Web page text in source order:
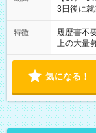
ね。 ※Wワーク希望の方へ 今ご覧のお仕事で希望する勤務時間
と、もう
合は応募
3日後に就
特徴 履歴書不
上の大量
気になる！